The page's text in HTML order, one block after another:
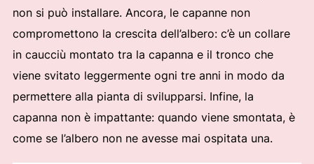
non si può installare. Ancora, le capanne non
compromettono la crescita dell’albero: c’è un collare
in caucciù montato tra la capanna e il tronco che
viene svitato leggermente ogni tre anni in modo da
permettere alla pianta di svilupparsi. Infine, la
capanna non è impattante: quando viene smontata, è
come se l’albero non ne avesse mai ospitata una.